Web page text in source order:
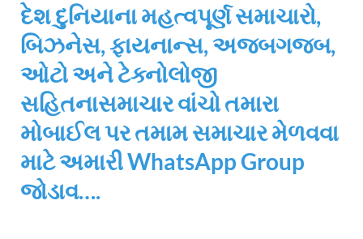
દેશ દુનિયાના મહત્વપૂર્ણ સમાચારો,
બિઝનેસ, ફાયનાન્સ, અજબગજબ,
ઓટો અને ટેક્નોલોજી
સહિતનાસમાચાર વાંચો તમારા
મોબાઈલ પર તમામ સમાચાર મેળવવા
માટે અમારી WhatsApp Group
જોડાવ….